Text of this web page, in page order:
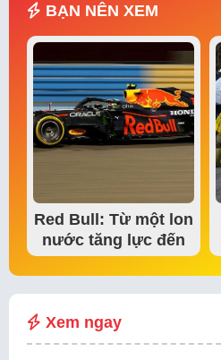
BẠN NÊN XEM
Red Bull: Từ một lon
nước tăng lực đến
đế chế thể…
Xem ngay